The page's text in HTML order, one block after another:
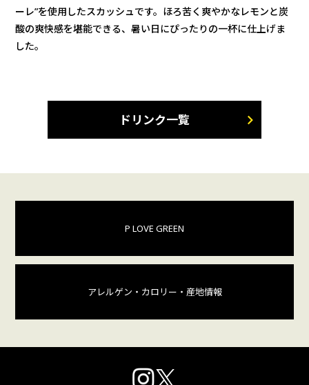
ーレ”を使用したスカッシュです。ほろ苦く爽やかなレモンと炭
酸の爽快感を堪能できる、暑い日にぴったりの一杯に仕上げま
した。
ドリンク一覧
P LOVE GREEN
アレルゲン・カロリー ・産地情報